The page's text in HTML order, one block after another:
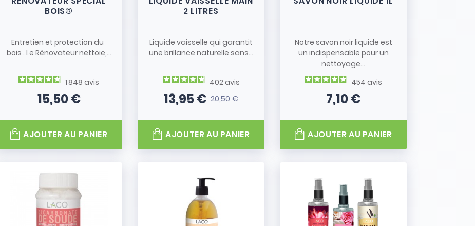
BOIS®
Entretien et protection du
bois . Le Rénovateur nettoie,...
1 848 avis
Prix
15,50 €
AJOUTER AU PANIER
2 LITRES
Liquide vaisselle qui garantit
une brillance naturelle sans...
402avis
Prix
13,95 €Prix de base
20,50 €
AJOUTER AU PANIER
Notre savon noir liquide est
un indispensable pour un
nettoyage...
454 avis
Prix
7,10 €
AJOUTER AU PANIER